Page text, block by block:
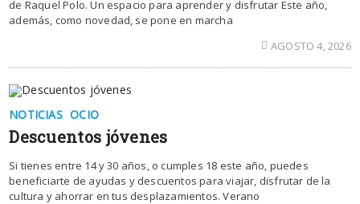
de Raquel Polo. Un espacio para aprender y disfrutar Este año,
además, como novedad, se pone en marcha
AGOSTO 4, 2026
NOTICIAS OCIO
Descuentos jóvenes
Si tienes entre 14 y 30 años, o cumples 18 este año, puedes
beneficiarte de ayudas y descuentos para viajar, disfrutar de la
cultura y ahorrar en tus desplazamientos. Verano